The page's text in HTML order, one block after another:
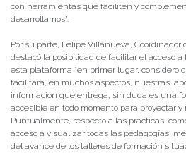
con herramientas que faciliten y
desarrollamos”.
Por su parte, Felipe Villanueva, Coordinador
destacó la posibilidad de facilitar el acceso
esta plataforma “en primer lugar, considero
facilitará, en muchos aspectos, nuestras
información que entrega, sin duda es una
accesible en todo momento para proyectar y
Puntualmente, respecto a las prácticas,
acceso a visualizar todas las pedagogías,
del avance de los talleres de formación